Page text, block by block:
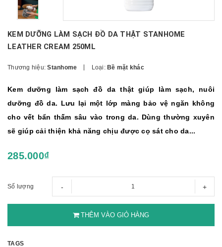
KEM DƯỠNG LÀM SẠCH ĐỒ DA THẬT STANHOME
LEATHER CREAM 250ML
Thương hiệu:Stanhome Loại: Bề mặt khác
Kem dưỡng làm sạch đồ da thật giúp làm sạch, nuôi
dưỡng đồ da. Lưu lại một lớp màng bảo vệ ngăn không
cho vết bẩn thấm sâu vào trong da. Dùng thường xuyên
sẽ giúp cải thiện khả năng chịu được cọ sát cho da...
285.000₫
Số lượng - +
THÊM VÀO GIỎ HÀNG
TAGS